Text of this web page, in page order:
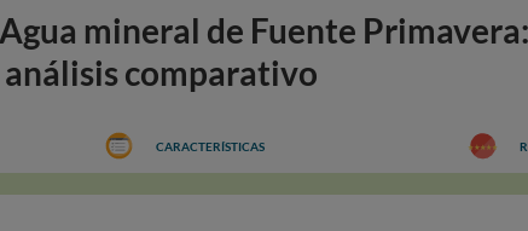
mineral de Fuente
comparativo
CARACTERÍSTICAS